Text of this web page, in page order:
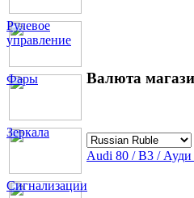
Рулевое
управление
Фары
Зеркала
Сигнализации
Валюта
Audi 80 / B3 /